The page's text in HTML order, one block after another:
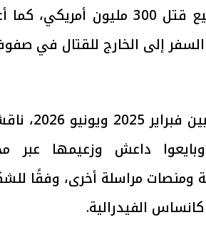
أتمنى لو أستطيع قتل 300 مليون
إلى الخارج للقتال في
وتواصل
داعش وزعيمها عبر
ومنصات مراسلة أخرى، وفقًا
الفيدرالية.